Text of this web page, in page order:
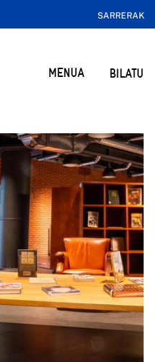
SARRERAK
MENUA BILATU